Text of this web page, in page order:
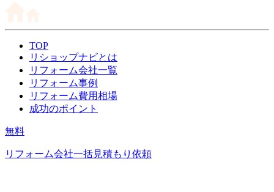
TOP
リショップナビとは
リフォーム会社一覧
リフォーム事例
リフォーム費用相場
成功のポイント
無料
リフォーム会社一括見積もり依頼